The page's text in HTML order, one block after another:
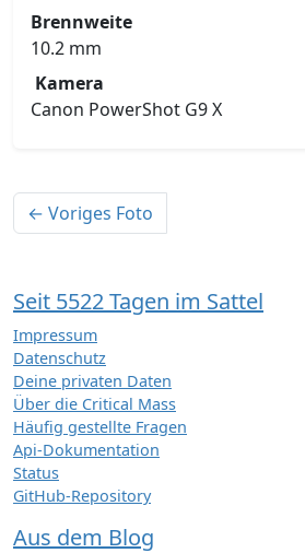
Brennweite
10.2 mm
Kamera
Canon PowerShot G9 X
← Voriges Foto
Seit 5522 Tagen im Sattel
Impressum
Datenschutz
Deine privaten Daten
Über die Critical Mass
Häufig gestellte Fragen
Api-Dokumentation
Status
GitHub-Repository
Aus dem Blog